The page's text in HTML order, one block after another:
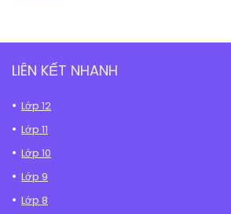
LIÊN KẾT NHANH
Lớp 12
Lớp 11
Lớp 10
Lớp 9
Lớp 8